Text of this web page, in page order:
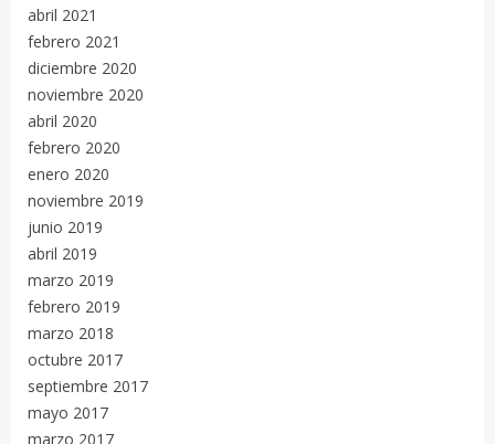
abril 2021
febrero 2021
diciembre 2020
noviembre 2020
abril 2020
febrero 2020
enero 2020
noviembre 2019
junio 2019
abril 2019
marzo 2019
febrero 2019
marzo 2018
octubre 2017
septiembre 2017
mayo 2017
marzo 2017